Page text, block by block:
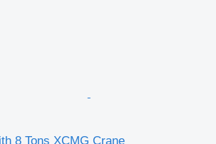
8 Tons XCMG Crane